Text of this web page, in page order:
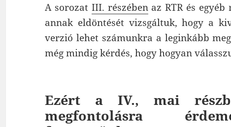
A sorozat III. részébenaz RTR és egyéb
annak eldöntését vizsgáltuk, hogy a
verzió lehet számunkra a leginkább
még mindig kérdés, hogy hogyan
Ezért a IV., mai
megfontolásra